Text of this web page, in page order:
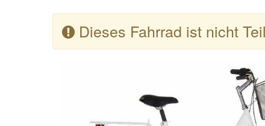
Dieses Fahrrad ist nicht